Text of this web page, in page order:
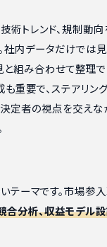
術トレンド、規制動
社内データだけでは
組み合わせて整理
重要で、ステアリン
定者の視点を交え
テーマです。市場参
合分析、収益モデル